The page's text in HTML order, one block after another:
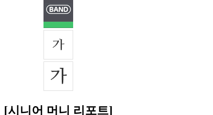
[시니어 머니 리포트]